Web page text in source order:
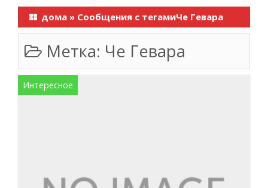
дома » Сообщения с тегамиЧе Гевара
Метка: Че Гевара
Интересное